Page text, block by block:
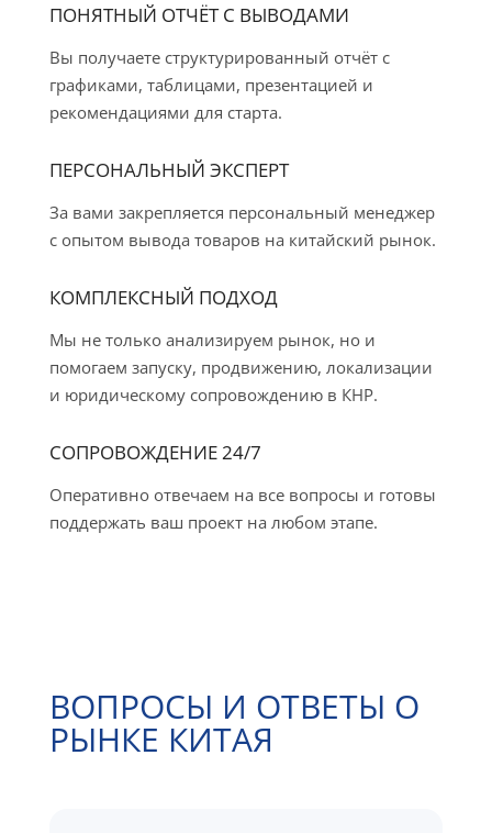
ПОНЯТНЫЙ ОТЧЁТ С ВЫВОДАМИ
Вы получаете структурированный отчёт с
графиками, таблицами, презентацией и
рекомендациями для старта.
ПЕРСОНАЛЬНЫЙ ЭКСПЕРТ
За вами закрепляется персональный менеджер
с опытом вывода товаров на китайский рынок.
КОМПЛЕКСНЫЙ ПОДХОД
Мы не только анализируем рынок, но и
помогаем запуску, продвижению, локализации
и юридическому сопровождению в КНР.
СОПРОВОЖДЕНИЕ 24/7
Оперативно отвечаем на все вопросы и готовы
поддержать ваш проект на любом этапе.
ВОПРОСЫ И ОТВЕТЫ О
РЫНКЕ КИТАЯ